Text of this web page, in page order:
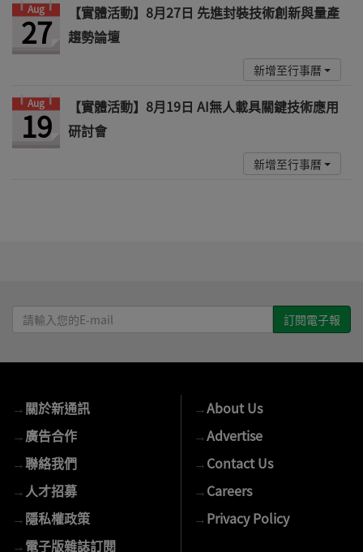
Aug
27
【實體活動】8月27日 先進封裝技術創新與量產
趨勢論壇
新增至行事曆
Aug
19
【實體活動】8月19日 AI無人載具關鍵技術應用
研討會
新增至行事曆
請
輸
E-
mail
→關於新通訊
→廣告合作
→聯絡我們
→ 人才招募
→隱私權政策
→電子版雜誌訂閱
→About Us
→Advertise
→Contact Us
→Careers
→Privacy Policy